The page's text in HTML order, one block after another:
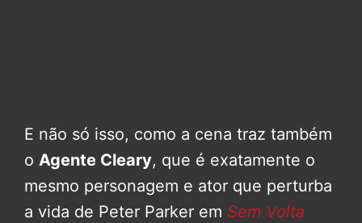
E não só isso, como a cena traz também
o Agente Cleary, que é exatamente o
mesmo personagem e ator que perturba
a vida de Peter Parker em Sem Volta